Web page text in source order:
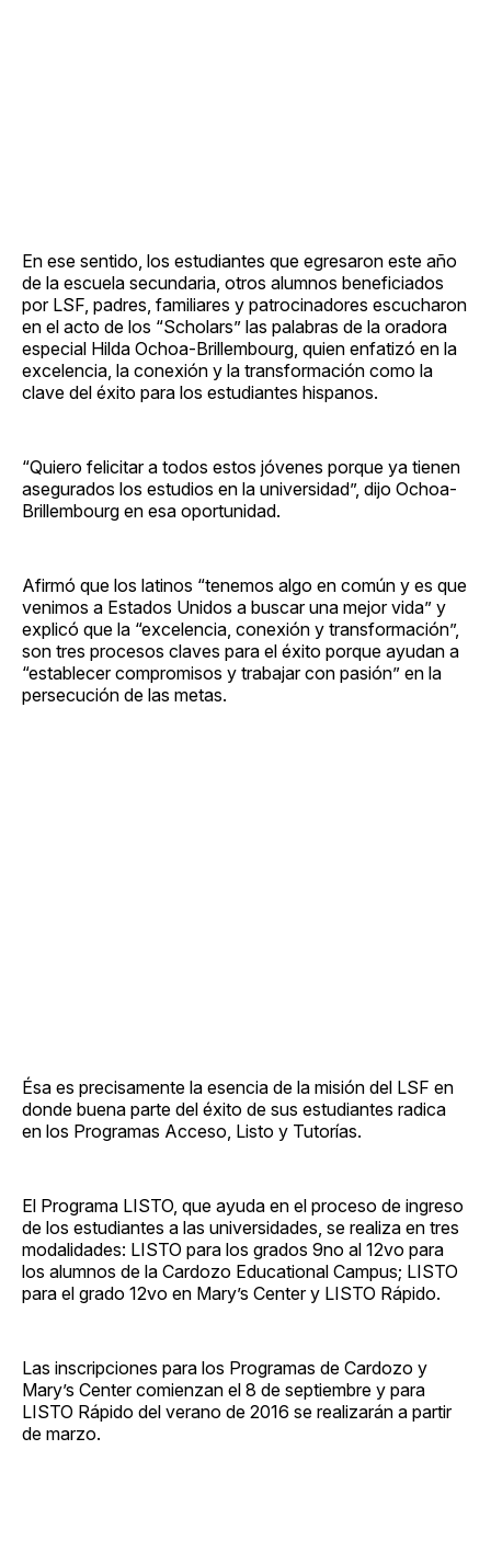
En ese sentido, los estudiantes que egresaron este año
de la escuela secundaria, otros alumnos beneficiados
por LSF, padres, familiares y patrocinadores escucharon
en el acto de los “Scholars” las palabras de la oradora
especial Hilda Ochoa-Brillembourg, quien enfatizó en la
excelencia, la conexión y la transformación como la
clave del éxito para los estudiantes hispanos.
“Quiero felicitar a todos estos jóvenes porque ya tienen
asegurados los estudios en la universidad”, dijo Ochoa-
Brillembourg en esa oportunidad.
Afirmó que los latinos “tenemos algo en común y es que
venimos a Estados Unidos a buscar una mejor vida” y
explicó que la “excelencia, conexión y transformación”,
son tres procesos claves para el éxito porque ayudan a
“establecer compromisos y trabajar con pasión” en la
persecución de las metas.
Ésa es precisamente la esencia de la misión del LSF en
donde buena parte del éxito de sus estudiantes radica
en los Programas Acceso, Listo y Tutorías.
El Programa LISTO, que ayuda en el proceso de ingreso
de los estudiantes a las universidades, se realiza en tres
modalidades: LISTO para los grados 9no al 12vo para
los alumnos de la Cardozo Educational Campus; LISTO
para el grado 12vo en Mary’s Center y LISTO Rápido.
Las inscripciones para los Programas de Cardozo y
Mary’s Center comienzan el 8 de septiembre y para
LISTO Rápido del verano de 2016 se realizarán a partir
de marzo.